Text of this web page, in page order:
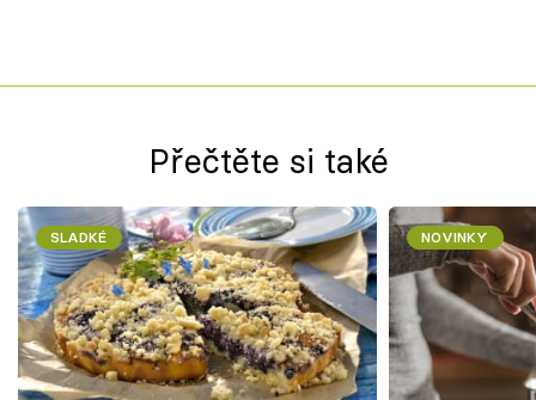
Přečtěte si také
SLADKÉ NOVINKY